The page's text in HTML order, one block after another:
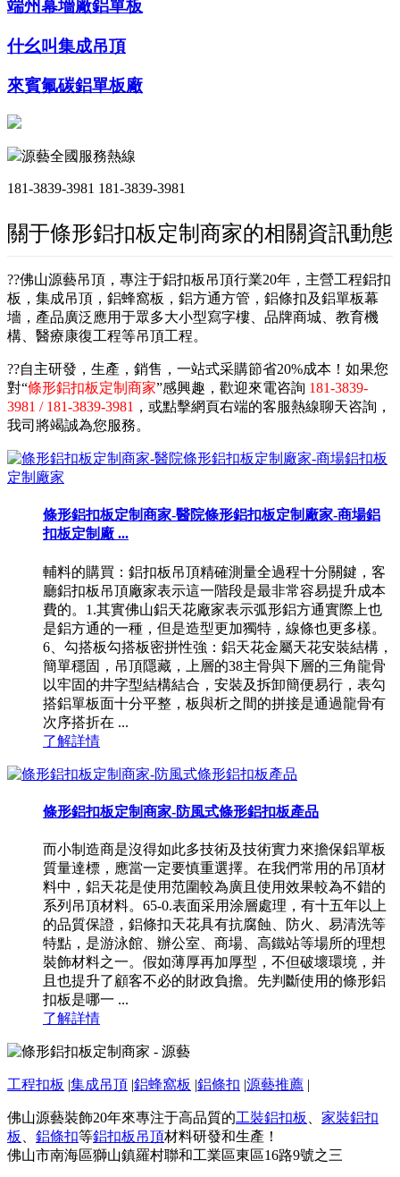
端州幕墻廠鋁單板
什幺叫集成吊頂
來賓氟碳鋁單板廠
源藝全國服務熱線
181-3839-3981 181-3839-3981
關于條形鋁扣板定制商家的相關資訊動態
??佛山源藝吊頂，專注于鋁扣板吊頂行業20年，主營工程鋁扣
板，集成吊頂，鋁蜂窩板，鋁方通方管，鋁條扣及鋁單板幕
墻，產品廣泛應用于眾多大小型寫字樓、品牌商城、教育機
構、醫療康復工程等吊頂工程。
??自主研發，生產，銷售，一站式采購節省20%成本！如果您
對“條形鋁扣板定制商家”感興趣，歡迎來電咨詢 181-3839-
3981 / 181-3839-3981 ，或點擊網頁右端的客服熱線聊天咨詢，
我司將竭誠為您服務。
條形鋁扣板定制商家-醫院條形鋁扣板定制廠家-商場鋁
扣板定制廠 ...
輔料的購買：鋁扣板吊頂精確測量全過程十分關鍵，客
廳鋁扣板吊頂廠家表示這一階段是最非常容易提升成本
費的。1.其實佛山鋁天花廠家表示弧形鋁方通實際上也
是鋁方通的一種，但是造型更加獨特，線條也更多樣。
6、勾搭板勾搭板密拼性強：鋁天花金屬天花安裝結構，
簡單穩固，吊頂隱藏，上層的38主骨與下層的三角龍骨
以牢固的井字型結構結合，安裝及拆卸簡便易行，表勾
搭鋁單板面十分平整，板與析之間的拼接是通過龍骨有
次序搭折在 ...
了解詳情
條形鋁扣板定制商家-防風式條形鋁扣板產品
而小制造商是沒得如此多技術及技術實力來擔保鋁單板
質量達標，應當一定要慎重選擇。在我們常用的吊頂材
料中，鋁天花是使用范圍較為廣且使用效果較為不錯的
系列吊頂材料。65-0.表面采用涂層處理，有十五年以上
的品質保證，鋁條扣天花具有抗腐蝕、防火、易清洗等
特點，是游泳館、辦公室、商場、高鐵站等場所的理想
裝飾材料之一。假如薄厚再加厚型，不但破壞環境，并
且也提升了顧客不必的財政負擔。先判斷使用的條形鋁
扣板是哪一 ...
了解詳情
工程扣板 |集成吊頂 |鋁蜂窩板 |鋁條扣 |源藝推薦 |
佛山源藝裝飾20年來專注于高品質的工裝鋁扣板
家裝鋁扣
板
鋁條扣等鋁扣板吊頂材料研發和生產！
佛山市南海區獅山鎮羅村聯和工業區東區16路9號之三